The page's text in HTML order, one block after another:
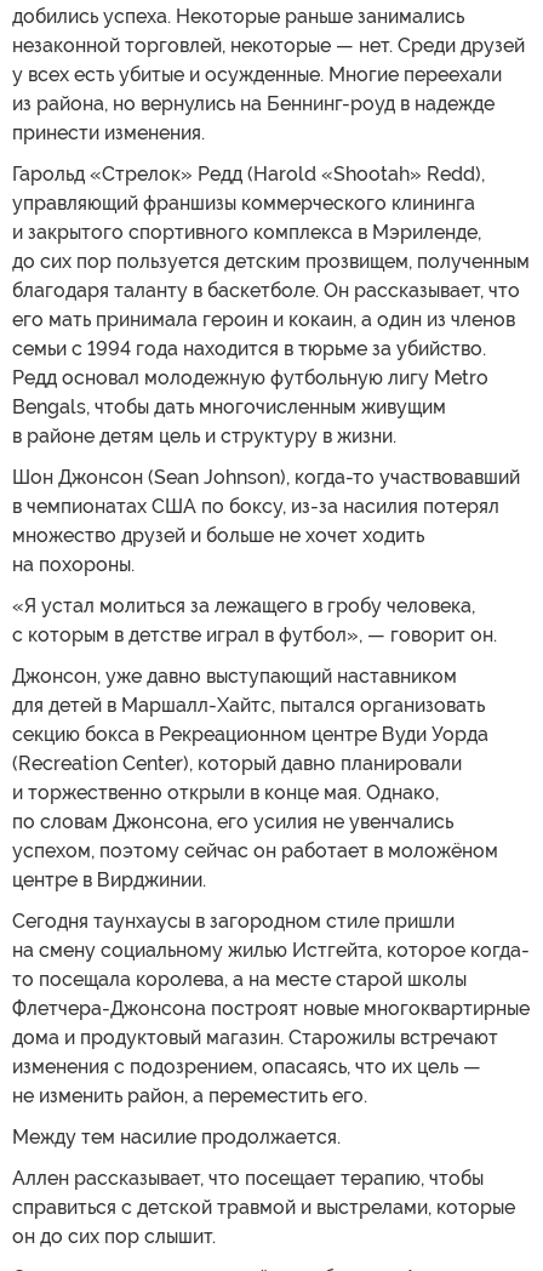
добились успеха. Некоторые раньше занимались
незаконной торговлей, некоторые — нет. Среди друзей
у всех есть убитые и осужденные. Многие переехали
из района, но вернулись на Беннинг-роуд в надежде
принести изменения.
Гарольд «Стрелок» Редд (Harold «Shootah» Redd),
управляющий франшизы коммерческого клининга
и закрытого спортивного комплекса в Мэриленде,
до сих пор пользуется детским прозвищем, полученным
благодаря таланту в баскетболе. Он рассказывает, что
его мать принимала героин и кокаин, а один из членов
семьи с 1994 года находится в тюрьме за убийство.
Редд основал молодежную футбольную лигу Metro
Bengals, чтобы дать многочисленным живущим
в районе детям цель и структуру в жизни.
Шон Джонсон (Sean Johnson), когда-то участвовавший
в чемпионатах США по боксу, из-за насилия потерял
множество друзей и больше не хочет ходить
на похороны.
«Я устал молиться за лежащего в гробу человека,
с которым в детстве играл в футбол», — говорит он.
Джонсон, уже давно выступающий наставником
для детей в Маршалл-Хайтс, пытался организовать
секцию бокса в Рекреационном центре Вуди Уорда
(Recreation Center), который давно планировали
и торжественно открыли в конце мая. Однако,
по словам Джонсона, его усилия не увенчались
успехом, поэтому сейчас он работает в моложёном
центре в Вирджинии.
Сегодня таунхаусы в загородном стиле пришли
на смену социальному жилью Истгейта, которое когда-
то посещала королева, а на месте старой школы
Флетчера-Джонсона построят новые многоквартирные
дома и продуктовый магазин. Старожилы встречают
изменения с подозрением, опасаясь, что их цель —
не изменить район, а переместить его.
Между тем насилие продолжается.
Аллен рассказывает, что посещает терапию, чтобы
справиться с детской травмой и выстрелами, которые
он до сих пор слышит.